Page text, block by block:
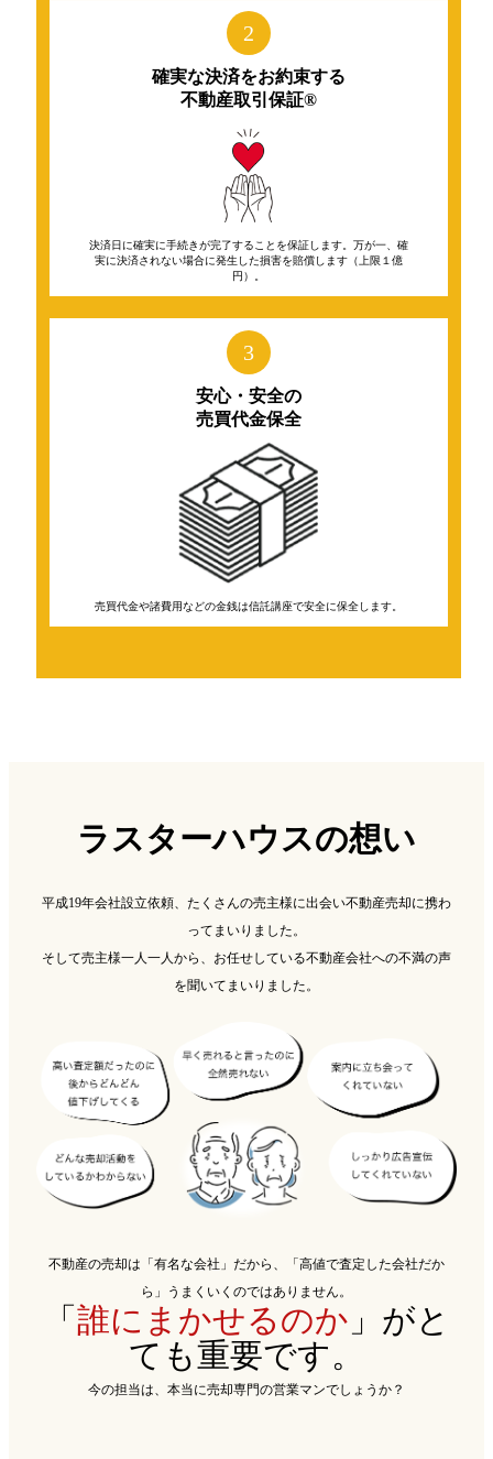
2
確実な決済をお約束する
不動産取引保証®️
決済日に確実に手続きが完了することを保証します。万が一、確
実に決済されない場合に発生した損害を賠償します（上限１億
円）。
3
安心・安全の
売買代金保全
売買代金や諸費用などの金銭は信託講座で安全に保全します。
ラスターハウスの想い
平成19年会社設立依頼、たくさんの売主様に出会い不動産売却に携わ
ってまいりました。
そして売主様一人一人から、お任せしている不動産会社への不満の声
を聞いてまいりました。
不動産の売却は「有名な会社」だから、「高値で査定した会社だか
ら」うまくいくのではありません。
「 誰にまかせるのか 」がと
ても重要です。
今の担当は、本当に売却専門の営業マンでしょうか？